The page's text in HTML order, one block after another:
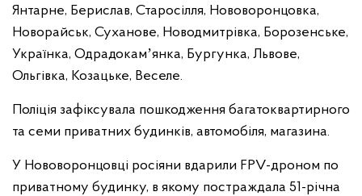
Янтарне, Берислав, Старосілля, Нововоронцовка,
Новорайськ, Суханове, Новодмитрівка, Борозенське,
Українка, Одрадокамʼянка, Бургунка, Львове,
Ольгівка, Козацьке, Веселе.
Поліція зафіксувала пошкодження багатоквартирного
та семи приватних будинків, автомобіля, магазина.
У Нововоронцовці росіяни вдарили FPV-дроном по
приватному будинку, в якому постраждала 51-річна